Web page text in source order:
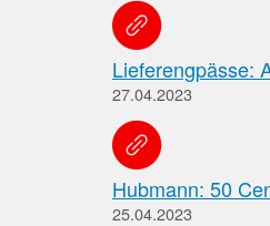
Lieferengpässe:
27.04.2023
Hubmann: 50
25.04.2023
Arbeitshilfen
der
Pharmazeutische
Dienstleistungen
Meldung
von
unerwünschten
Qualitätsmängeln